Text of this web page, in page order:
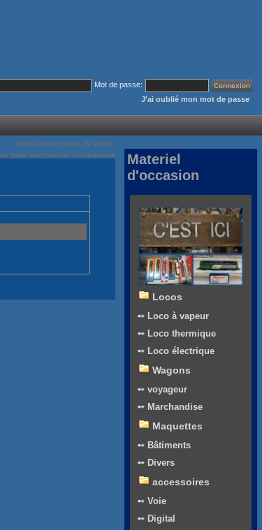
Mot de passe:
J'ai oublié mon mot de passe
Voir/Cacher menus de droite
page par courrier électronique
Materiel
d'occasion
Locos
➻ Loco à vapeur
➻ Loco thermique
➻ Loco électrique
Wagons
➻ voyageur
➻ Marchandise
Maquettes
➻ Bâtiments
➻ Divers
accessoires
➻ Voie
➻ Digital